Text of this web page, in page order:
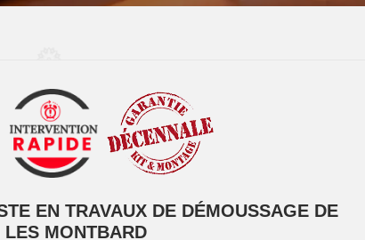
EN TRAVAUX DE DÉMOUSSAGE DE
MONTBARD